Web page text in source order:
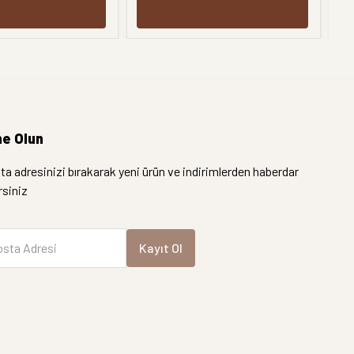
Olun
adresinizi bırakarak yeni ürün ve indirimlerden haberdar
Adresi Kayıt Ol